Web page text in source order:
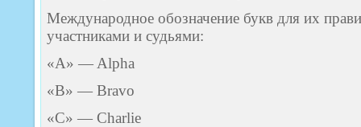
Международное обозначение букв для их
участниками и судьями:
«A» — Alpha
«B» — Bravo
«C» — Charlie